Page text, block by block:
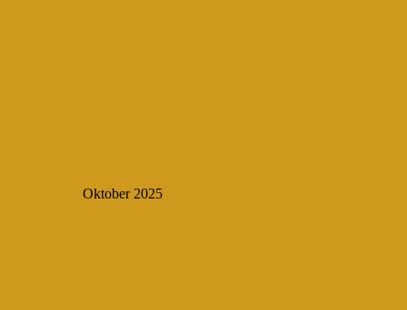
Oktober 2025